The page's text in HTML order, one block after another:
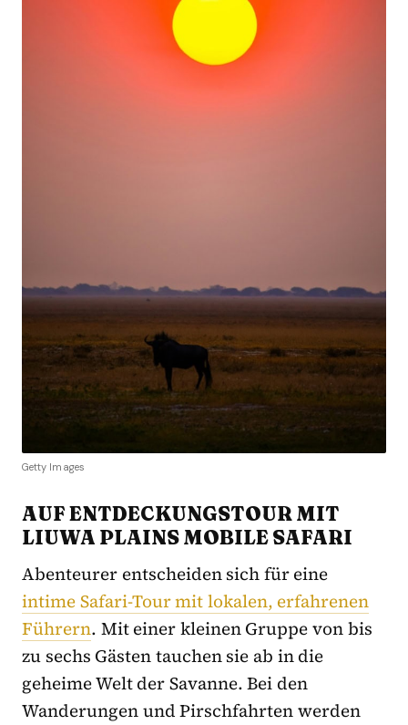
Getty Images
AUF ENTDECKUNGSTOUR MIT
LIUWA PLAINS MOBILE SAFARI
Abenteurer entscheiden sich für eine
intime Safari-Tour mit lokalen, erfahrenen
Führern. Mit einer kleinen Gruppe von bis
zu sechs Gästen tauchen sie ab in die
geheime Welt der Savanne. Bei den
Wanderungen und Pirschfahrten werden